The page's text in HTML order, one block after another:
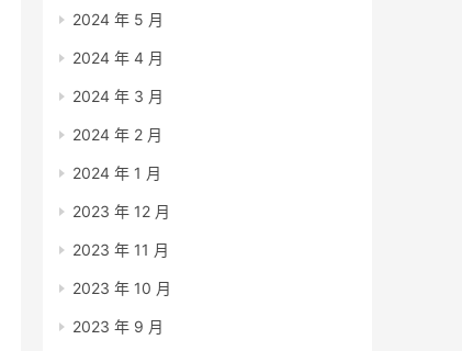
2024 年 5 月
2024 年 4 月
2024 年 3 月
2024 年 2 月
2024 年 1 月
2023 年 12 月
2023 年 11 月
2023 年 10 月
2023 年 9 月